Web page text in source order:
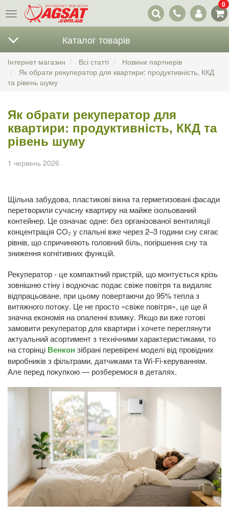
Меню
Наші
контакти
0
Каталог товарів
Інтернет магазин Всі статті
Новини партнерів
Як обрати рекуператор для квартири: продуктивність, ККД
та рівень шуму
Як обрати рекуператор для
квартири: продуктивність, ККД та
рівень шуму
1 червень 2026
Щільна забудова, пластикові вікна та герметизовані фасади
перетворили сучасну квартиру на майже ізольований
контейнер. Це означає одне: без організованої вентиляції
концентрація CO₂ у спальні вже через 2–3 години сну сягає
рівнів, що спричиняють головний біль, погіршення сну та
зниження когнітивних функцій.
Рекуператор - це компактний пристрій, що монтується крізь
зовнішню стіну і водночас подає свіже повітря та видаляє
відпрацьоване, при цьому повертаючи до 95% тепла з
витяжного потоку. Це не просто «свіже повітря», це ще й
значна економія на опаленні взимку. Якщо ви вже готові
замовити рекуператор для квартири і хочете переглянути
актуальний асортимент з технічними характеристиками, то
на сторінці Венкон зібрані перевірені моделі від провідних
виробників з фільтрами, датчиками та Wi-Fi-керуванням.
Але перед покупкою — розберемося в деталях.